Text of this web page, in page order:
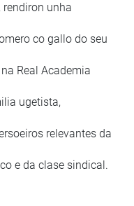
rendiron unha
co gallo do seu
Real Academia
ugetista,
relevantes da
e da clase sindical.